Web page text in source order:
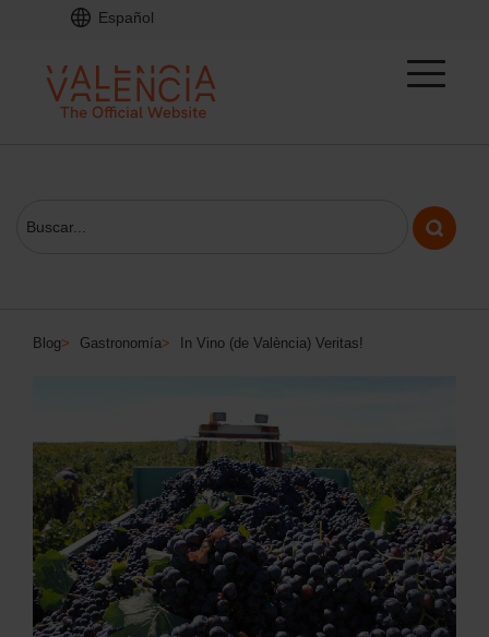
Español
Blog> Gastronomía> In Vino (de València) Veritas!